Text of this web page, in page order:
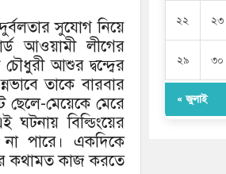
সুযোগ নিয়ে
আওয়ামী লীগের
আশুর দ্বন্দ্বের
তাকে বারবার
ছেলে-মেয়েকে মেরে
ঘটনায় বিল্ডিংয়ের
পারে। একদিকে
কথামত কাজ করতে
২২ ২৩
২৯ ৩০
« জুলাই